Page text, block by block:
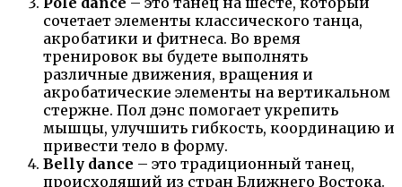
сочетает элементы классического танца,
акробатики и фитнеса. Во время
тренировок вы будете выполнять
различные движения, вращения и
акробатические элементы на вертикальном
стержне. Пол дэнс помогает укрепить
мышцы, улучшить гибкость, координацию и
привести тело в форму.
Belly dance – это традиционный танец,
происходящий из стран Ближнего Востока.